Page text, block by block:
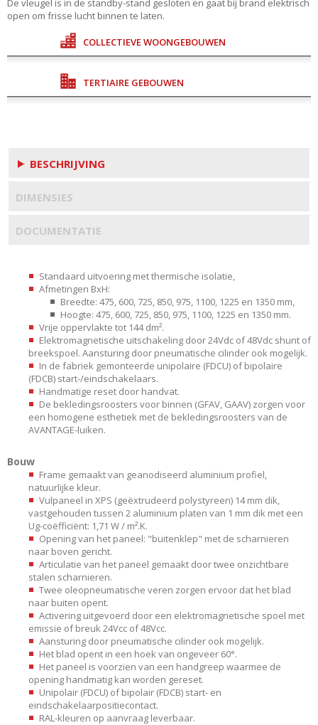
De vleugel is in de standby-stand gesloten en gaat bij brand elektrisch
open om frisse lucht binnen te laten.
COLLECTIEVE WOONGEBOUWEN
TERTIAIRE GEBOUWEN
BESCHRIJVING
DIMENSIES
DOCUMENTATIE
Standaard uitvoering met thermische isolatie,
Afmetingen BxH:
Breedte: 475, 600, 725, 850, 975, 1100, 1225 en 1350 mm,
Hoogte: 475, 600, 725, 850, 975, 1100, 1225 en 1350 mm.
Vrije oppervlakte tot 144 dm².
Elektromagnetische uitschakeling door 24Vdc of 48Vdc shunt of
breekspoel. Aansturing door pneumatische cilinder ook mogelijk.
In de fabriek gemonteerde unipolaire (FDCU) of bipolaire
(FDCB) start-/eindschakelaars.
Handmatige reset door handvat.
De bekledingsroosters voor binnen (GFAV, GAAV) zorgen voor
een homogene esthetiek met de bekledingsroosters van de
AVANTAGE-luiken.
Bouw
Frame gemaakt van geanodiseerd aluminium profiel,
natuurlijke kleur.
Vulpaneel in XPS (geëxtrudeerd polystyreen) 14 mm dik,
vastgehouden tussen 2 aluminium platen van 1 mm dik met een
Ug-coëfficiënt: 1,71 W / m².K.
Opening van het paneel: "buitenklep" met de scharnieren
naar boven gericht.
Articulatie van het paneel gemaakt door twee onzichtbare
stalen scharnieren.
Twee oleopneumatische veren zorgen ervoor dat het blad
naar buiten opent.
Activering uitgevoerd door een elektromagnetische spoel met
emissie of breuk 24Vcc of 48Vcc.
Aansturing door pneumatische cilinder ook mogelijk.
Het blad opent in een hoek van ongeveer 60°.
Het paneel is voorzien van een handgreep waarmee de
opening handmatig kan worden gereset.
Unipolair (FDCU) of bipolair (FDCB) start- en
eindschakelaarpositiecontact.
RAL-kleuren op aanvraag leverbaar.